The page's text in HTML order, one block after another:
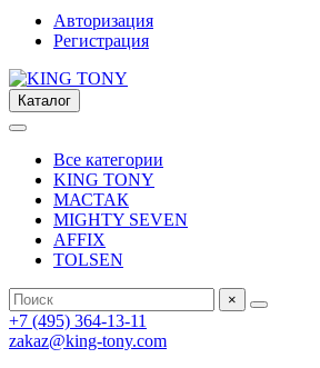
Авторизация
Регистрация
Каталог
Все категории
KING TONY
МАСТАК
MIGHTY SEVEN
AFFIX
TOLSEN
×
+7 (495) 364-13-11
zakaz@king-tony.com